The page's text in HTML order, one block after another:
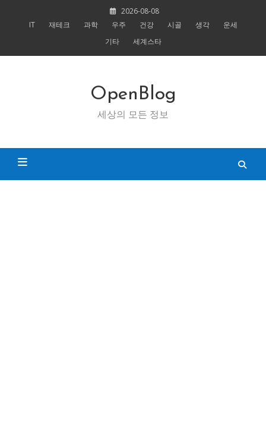
2026-08-08
IT
재테크 과학 우주 건강 시골 생각
운세
기타
세계스타
OpenBlog
세상의 모든 정보